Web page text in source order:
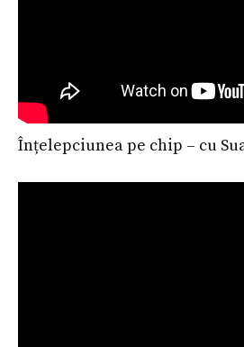
Înțelepciunea pe chip – cu